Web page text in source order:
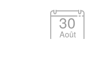
30
Août